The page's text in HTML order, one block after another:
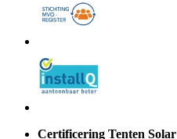
Certificering Tenten Solar